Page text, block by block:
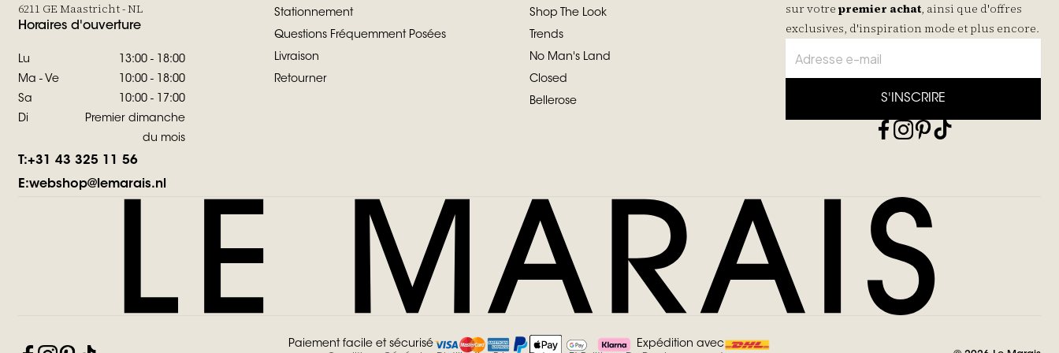
6211 GE Maastricht - NL
Horaires d'ouverture
Lu
13:00 - 18:00
Ma - Ve
10:00 - 18:00
Sa
10:00 - 17:00
Di
Premier dimanche
du mois
T:+31 43 325 11 56
E:webshop@lemarais.nl
Stationnement
Questions Fréquemment Posées
Livraison
Retourner
Shop The Look
Trends
No Man's Land
Closed
Bellerose
sur votre premier achat, ainsi que d'offres
exclusives, d'inspiration mode et plus encore.
S'INSCRIRE
Paiement facile et sécurisé Expédition avec